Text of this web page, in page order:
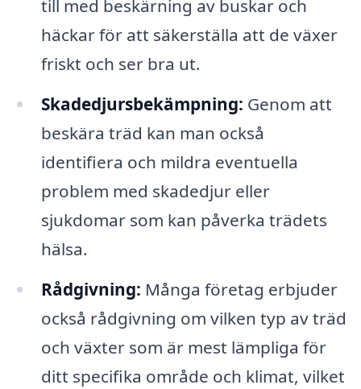
till med beskärning av buskar och
häckar för att säkerställa att de växer
friskt och ser bra ut.
Skadedjursbekämpning: Genom att
beskära träd kan man också
identifiera och mildra eventuella
problem med skadedjur eller
sjukdomar som kan påverka trädets
hälsa.
Rådgivning: Många företag erbjuder
också rådgivning om vilken typ av träd
och växter som är mest lämpliga för
ditt specifika område och klimat, vilket